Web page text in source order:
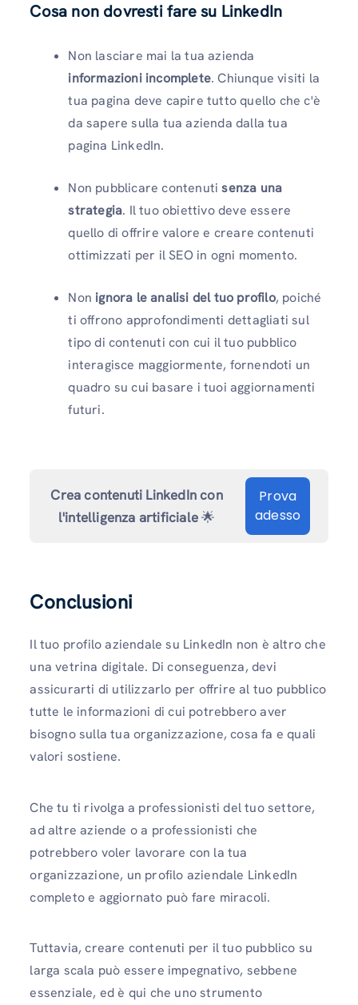
Cosa non dovresti fare su LinkedIn
Non lasciare mai la tua azienda
informazioni incomplete. Chiunque visiti la
tua pagina deve capire tutto quello che c'è
da sapere sulla tua azienda dalla tua
pagina LinkedIn.
Non pubblicare contenutisenza una
strategia. Il tuo obiettivo deve essere
quello di offrire valore e creare contenuti
ottimizzati per il SEO in ogni momento.
Non ignora le analisi del tuo profilo, poiché
ti offrono approfondimenti dettagliati sul
tipo di contenuti con cui il tuo pubblico
interagisce maggiormente, fornendoti un
quadro su cui basare i tuoi aggiornamenti
futuri.
Crea contenuti LinkedIn con
l'intelligenza artificiale🌟
Prova
adesso
Conclusioni
Il tuo profilo aziendale su LinkedIn non è altro che
una vetrina digitale. Di conseguenza, devi
assicurarti di utilizzarlo per offrire al tuo pubblico
tutte le informazioni di cui potrebbero aver
bisogno sulla tua organizzazione, cosa fa e quali
valori sostiene.
Che tu ti rivolga a professionisti del tuo settore,
ad altre aziende o a professionisti che
potrebbero voler lavorare con la tua
organizzazione, un profilo aziendale LinkedIn
completo e aggiornato può fare miracoli.
Tuttavia, creare contenuti per il tuo pubblico su
larga scala può essere impegnativo, sebbene
essenziale, ed è qui che uno strumento